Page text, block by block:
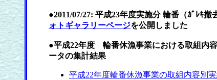
●2011/07/27: 平成23年度実施分 輪番（ｶﾞﾚ
ォトギャラリーページを公開しました
●平成22年度 輪番休漁事業における取組内
ータの集計結果
平成22年度輪番休漁事業の取組内容別